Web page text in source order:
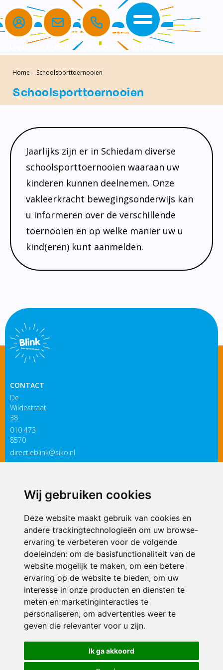
Wij gebruiken cookies
Deze website maakt gebruik van cookies en
andere trackingtechnologieën om uw browse-
ervaring te verbeteren voor de volgende
doeleinden: om de basisfunctionaliteit van de
website mogelijk te maken, om een betere
ervaring op de website te bieden, om uw
interesse in onze producten en diensten te
meten en marketinginteracties te
personaliseren, om advertenties weer te
geven die relevanter voor u zijn.
Ik ga akkoord
home
de school
de school
het team
missie en kernwaarden
schoolgids
beleid
schooltijden
kalender
vakanties / lesvrije dagen
sporttoernooien
de opvang
de opvang
komkids
openingstijden
voor ouders
voor ouders
Verlof aanvragen
aanmelden nieuwe leerling
ouderbetrokkenheid
ouderbijdrage
medezeggenschapsraad (MR)
klachtenregeling
Contact
Login Bellen
Home - Schoolsporttoernooien
Schoolsporttoernooien
Jaarlijks zijn er in Schiedam diverse
schoolsporttoernooien waaraan uw
kinderen kunnen deelnemen. Onze
vakleerkracht bewegingsonderwijs kan
u informeren over de verschillende
toernooien en op welke manier uw u
kind(eren) kunt aanmelden.
CONTACT
De
Wildestraat
38
010 473
8570
directieblink@siko.nl
3119 PM
ONDERDEEL VAN
© 2026 IKC Blink | Alle rechten voorbehouden
Privacy policy|Disclaimer| Klachtenregeling|RSIN en Anbi
voorkeuren
Crealisatie The MindOffice